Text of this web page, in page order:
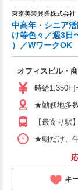
東京美装興業株式会
中高年・シニア
け等色々／週3日
）／WワークOK
オフィスビル・
時給1,350
★勤務地多
【最寄り
★朝だけ、
キ